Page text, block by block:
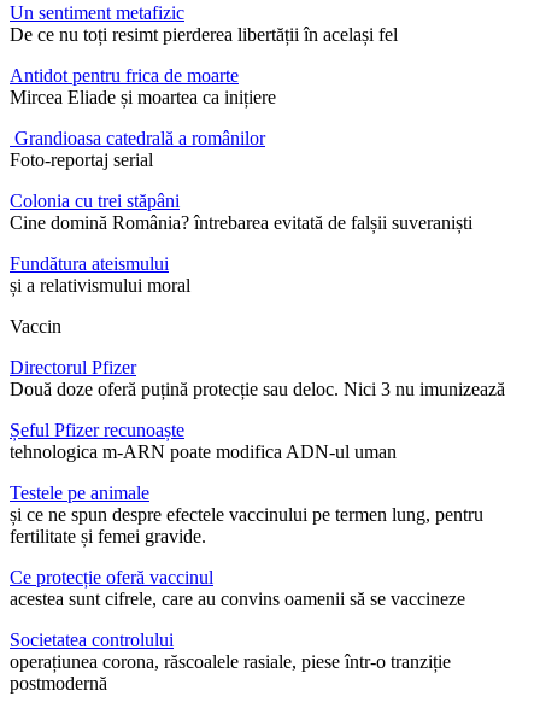
Un sentiment metafizic
De ce nu toți resimt pierderea libertății în același fel
Antidot pentru frica de moarte
Mircea Eliade și moartea ca inițiere
Grandioasa catedrală a românilor
Foto-reportaj serial
Colonia cu trei stăpâni
Cine domină România? întrebarea evitată de falșii suveraniști
Fundătura ateismului
și a relativismului moral
Vaccin
Directorul Pfizer
Două doze oferă puțină protecție sau deloc. Nici 3 nu imunizează
Șeful Pfizer recunoaște
tehnologica m-ARN poate modifica ADN-ul uman
Testele pe animale
și ce ne spun despre efectele vaccinului pe termen lung, pentru
fertilitate și femei gravide.
Ce protecție oferă vaccinul
acestea sunt cifrele, care au convins oamenii să se vaccineze
Societatea controlului
operațiunea corona, răscoalele rasiale, piese într-o tranziție
postmodernă